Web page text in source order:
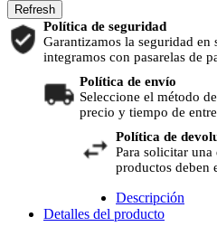
Política de seguridad
Garantizamos la seguridad en
integramos con pasarelas de
Política de envío
Seleccione el método
precio y tiempo de
Política de
Para solicitar
productos deben
Descripción
Detalles del producto